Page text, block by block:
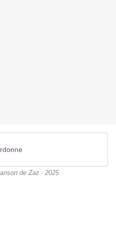
de Zaz ‧ 2025